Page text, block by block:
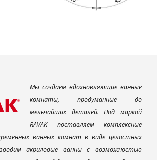
Мы создаем вдохновляющие ванные
комнаты, продуманные до
мельчайших деталей. Под маркой
RAVAK поставляем комплексные
ванных комнат в виде целостных
акриловые ванны с возможностью